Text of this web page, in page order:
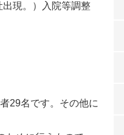
。）入院等調整
29名です。その他に